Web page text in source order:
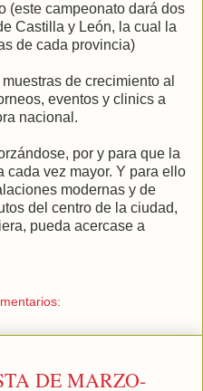
(este campeonato dará dos
Castilla y León, la cual la
de cada provincia)
de crecimiento al
eventos y clinics a
nacional.
por y para que la
cada vez mayor. Y para ello
modernas y de
del centro de la ciudad,
pueda acercase a
DE MARZO-